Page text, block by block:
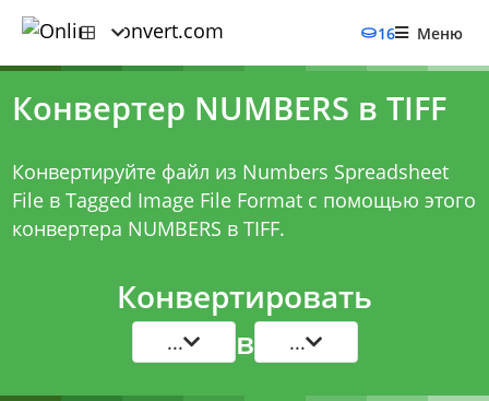
16 Меню
Конвертер NUMBERS в TIFF
Конвертируйте файл из Numbers Spreadsheet
File в Tagged Image File Format с помощью этого
конвертера NUMBERS в TIFF.
Конвертировать
... в ...